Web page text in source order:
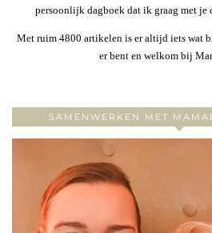
persoonlijk dagboek dat ik graag met je
Met ruim 4800 artikelen is er altijd iets wat
er bent en welkom bij
SAMENWERKEN MET